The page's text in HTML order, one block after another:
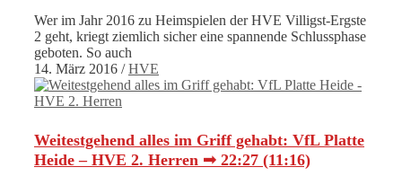
Wer im Jahr 2016 zu Heimspielen der HVE Villigst-Ergste
2 geht, kriegt ziemlich sicher eine spannende Schlussphase
geboten. So auch
14. März 2016 /HVE
Weitestgehend alles im Griff gehabt: VfL Platte
Heide – HVE 2. Herren ➟ 22:27 (11:16)